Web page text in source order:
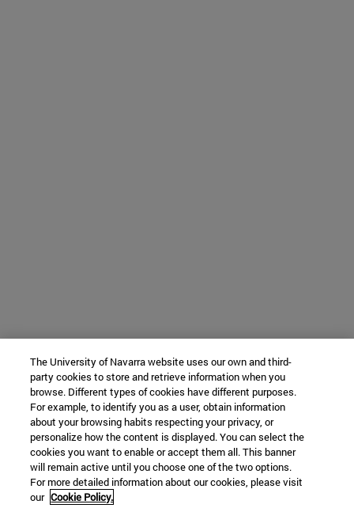
The University of Navarra website uses our own and third-
party cookies to store and retrieve information when you
browse. Different types of cookies have different purposes.
For example, to identify you as a user, obtain information
about your browsing habits respecting your privacy, or
personalize how the content is displayed. You can select the
cookies you want to enable or accept them all. This banner
will remain active until you choose one of the two options.
For more detailed information about our cookies, please visit
our Cookie Policy.